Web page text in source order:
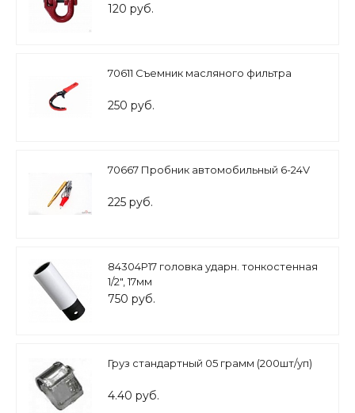
120 руб.
70611 Съемник масляного фильтра
250 руб.
70667 Пробник автомобильный 6-24V
225 руб.
84304Р17 головка ударн. тонкостенная
1/2", 17мм
750 руб.
Груз стандартный 05 грамм (200шт/уп)
4.40 руб.